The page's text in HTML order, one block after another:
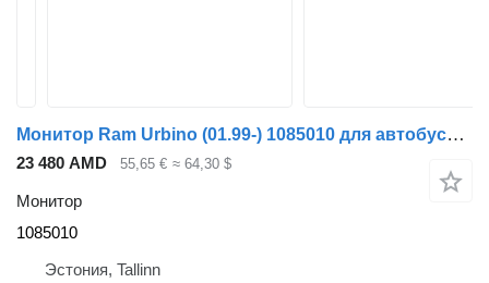
Монитор Ram Urbino (01.99-) 1085010 для автобуса Solaris Urbino, Alpino, Vacanza (1999-)
23 480 AMD 55,65 € ≈ 64,30 $
Монитор
1085010
Эстония, Tallinn